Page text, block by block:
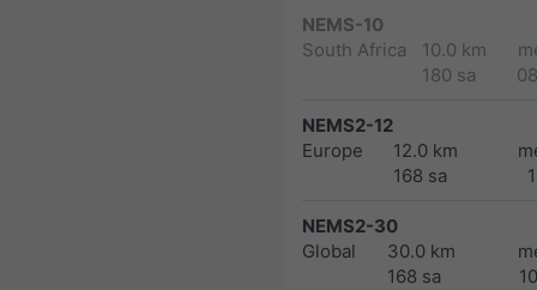
NEMS-10
South Africa
10.0 km
180 sa
NEMS2-12
Europe
12.0 km
168 sa
NEMS2-30
Global
30.0 km
168 sa